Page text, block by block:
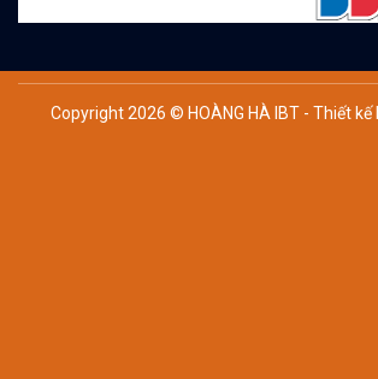
Copyright 2026 © HOÀNG HÀ IBT - Thiết kế